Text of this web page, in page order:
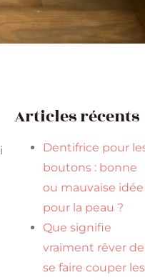
Articles récents
Dentifrice pour
boutons : bonne
ou mauvaise idée
pour la peau ?
Que signifie
vraiment rêver de
se faire couper les